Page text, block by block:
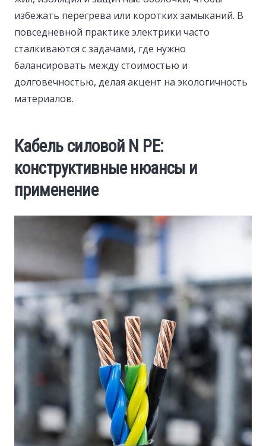
избежать перегрева или коротких замыканий. В
повседневной практике электрики часто
сталкиваются с задачами, где нужно
балансировать между стоимостью и
долговечностью, делая акцент на экологичность
материалов.
Кабель силовой N PE:
конструктивные нюансы и
применение